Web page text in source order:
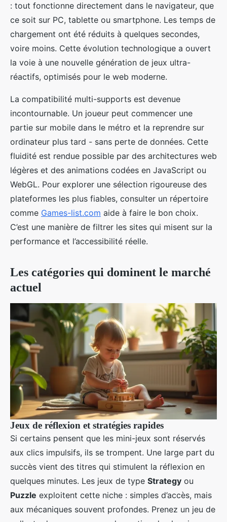
: tout fonctionne directement dans le navigateur, que
ce soit sur PC, tablette ou smartphone. Les temps de
chargement ont été réduits à quelques secondes,
voire moins. Cette évolution technologique a ouvert
la voie à une nouvelle génération de jeux ultra-
réactifs, optimisés pour le web moderne.
La compatibilité multi-supports est devenue
incontournable. Un joueur peut commencer une
partie sur mobile dans le métro et la reprendre sur
ordinateur plus tard - sans perte de données. Cette
fluidité est rendue possible par des architectures web
légères et des animations codées en JavaScript ou
WebGL. Pour explorer une sélection rigoureuse des
plateformes les plus fiables, consulter un répertoire
comme Games-list.com aide à faire le bon choix.
C’est une manière de filtrer les sites qui misent sur la
performance et l’accessibilité réelle.
Les catégories qui dominent le marché
actuel
Jeux de réflexion et stratégies rapides
Si certains pensent que les mini-jeux sont réservés
aux clics impulsifs, ils se trompent. Une large part du
succès vient des titres qui stimulent la réflexion en
quelques minutes. Les jeux de type Strategy ou
Puzzle exploitent cette niche : simples d’accès, mais
aux mécaniques souvent profondes. Prenez un jeu de